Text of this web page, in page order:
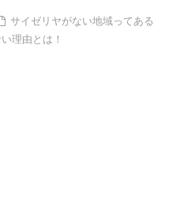
サイゼリヤがない地域ってある
理由とは！